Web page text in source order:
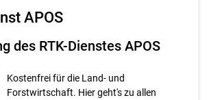
APOS
des RTK-Dienstes APOS
Kostenfrei für die Land- und
Forstwirtschaft. Hier geht's zu allen